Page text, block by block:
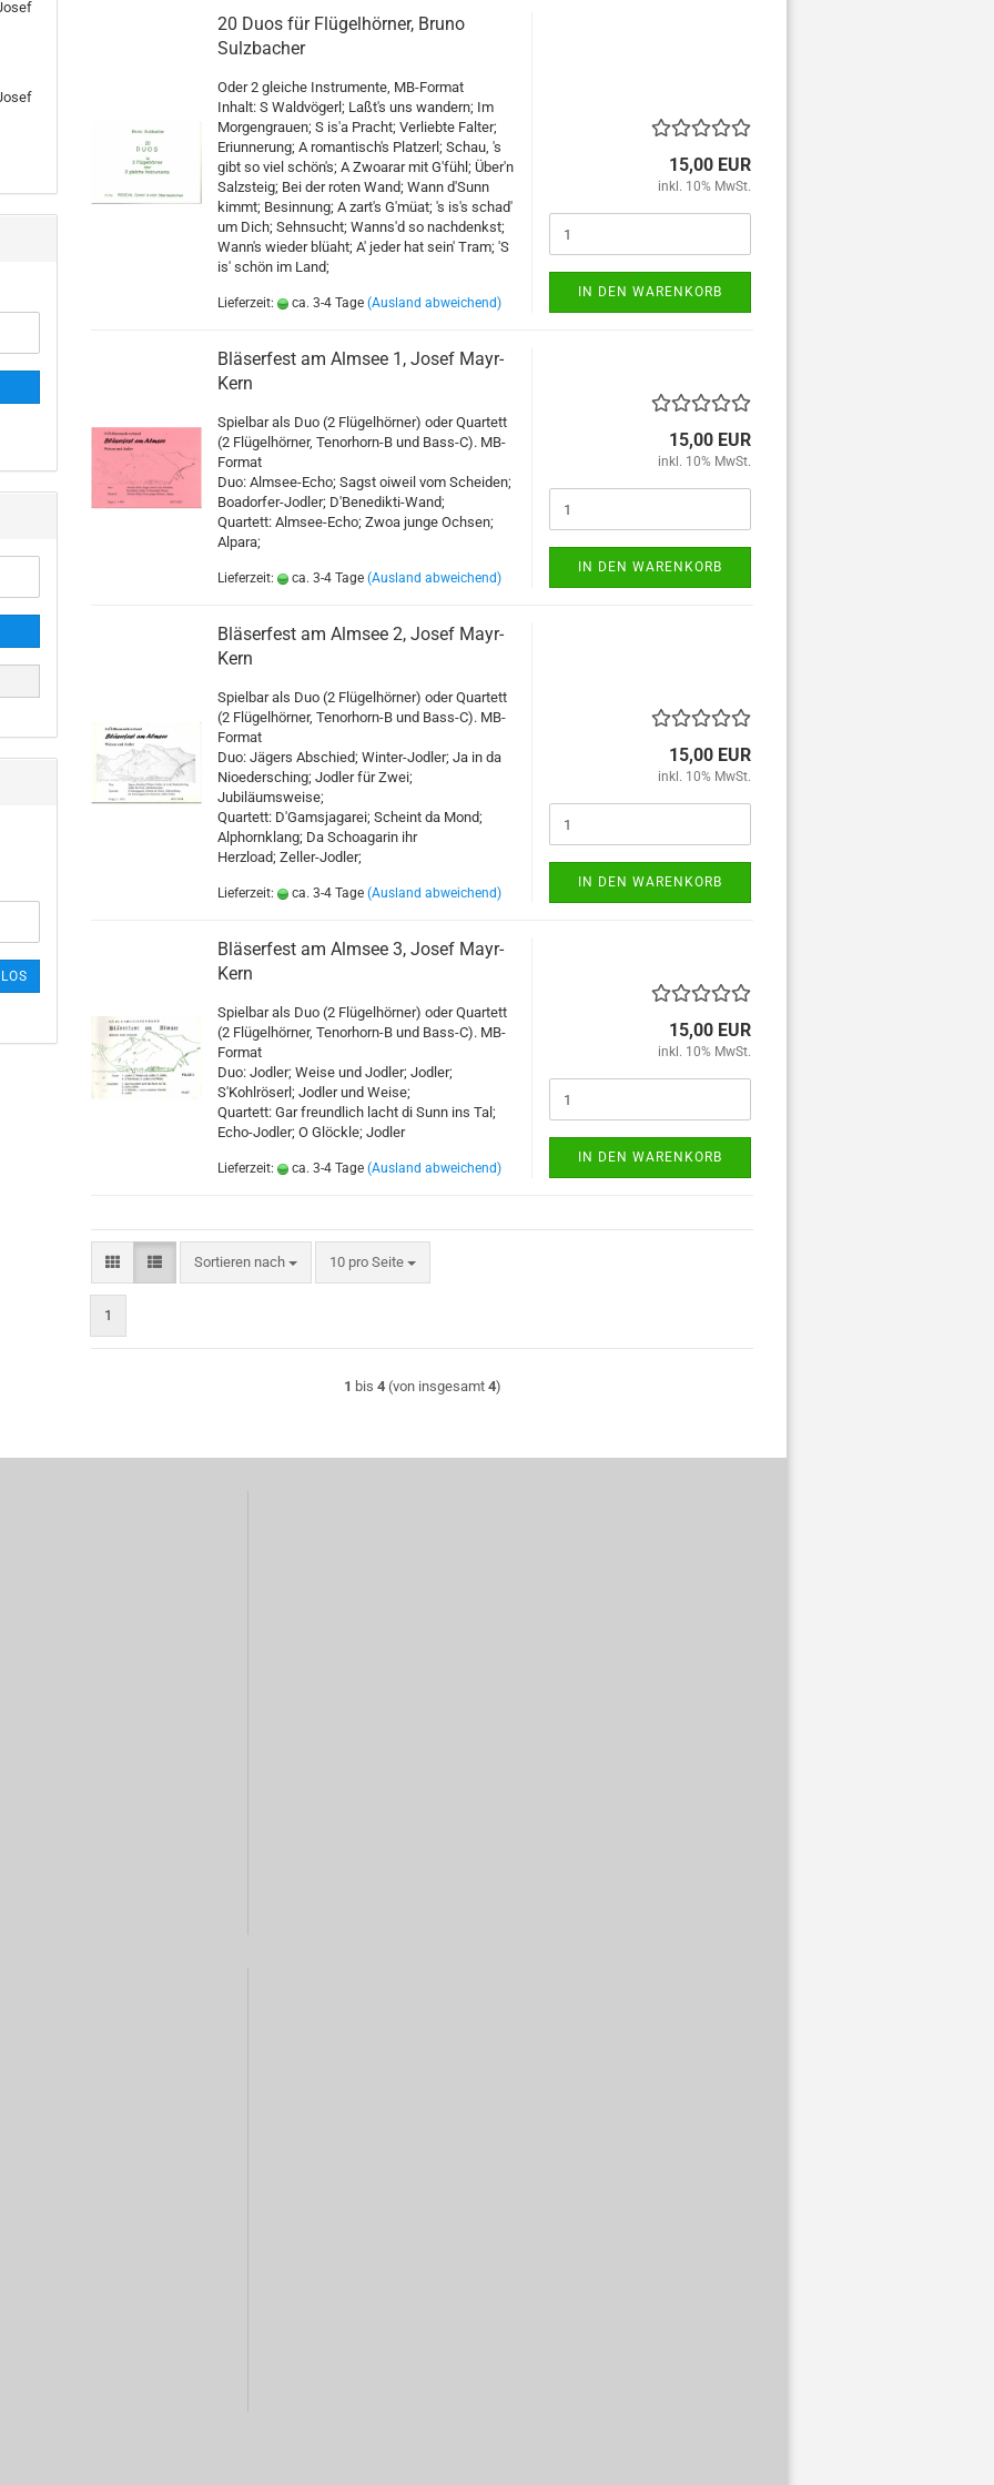
Gemischte Besetzung
Holzbläser Sextett
Klarinetten
Posaunen
Querflöten
Saxophone
Schlaginstrumente
Tenorhörner
Waldhörner
anzeigen
Weihnachtsmusik anzeigen
Bläserensemble
Blasorchester
Streichorchester
20 Duos für Flügelhörner, Bruno
Sulzbacher
Oder 2 gleiche Instrumente, MB-Format
Inhalt: S Waldvögerl; Laßt's uns wandern; Im
Morgengrauen; S is'a Pracht; Verliebte Falter;
Eriunnerung; A romantisch's Platzerl; Schau, 's
gibt so viel schön's; A Zwoarar mit G'fühl; Über'n
Salzsteig; Bei der roten Wand; Wann d'Sunn
kimmt; Besinnung; A zart's G'müat; 's is's schad'
um Dich; Sehnsucht; Wanns'd so nachdenkst;
Wann's wieder blüaht; A' jeder hat sein' Tram; 'S
is' schön im Land;
Lieferzeit: ca. 3-4 Tage (Ausland abweichend)
15,00 EUR
inkl. 10% MwSt.
IN DEN WARENKORB
Bläserfest am Almsee 1, Josef Mayr-
Kern
Spielbar als Duo (2 Flügelhörner) oder Quartett
(2 Flügelhörner, Tenorhorn-B und Bass-C). MB-
Format
Duo: Almsee-Echo; Sagst oiweil vom Scheiden;
Boadorfer-Jodler; D'Benedikti-Wand;
Quartett: Almsee-Echo; Zwoa junge Ochsen;
Alpara;
Lieferzeit: ca. 3-4 Tage (Ausland abweichend)
15,00 EUR
inkl. 10% MwSt.
IN DEN WARENKORB
Bläserfest am Almsee 2, Josef Mayr-
Kern
Spielbar als Duo (2 Flügelhörner) oder Quartett
(2 Flügelhörner, Tenorhorn-B und Bass-C). MB-
Format
Duo: Jägers Abschied; Winter-Jodler; Ja in da
Nioedersching; Jodler für Zwei;
Jubiläumsweise;
Quartett: D'Gamsjagarei; Scheint da Mond;
Alphornklang; Da Schoagarin ihr
Herzload; Zeller-Jodler;
Lieferzeit: ca. 3-4 Tage (Ausland abweichend)
15,00 EUR
inkl. 10% MwSt.
IN DEN WARENKORB
Bläserfest am Almsee 3, Josef Mayr-
Kern
Spielbar als Duo (2 Flügelhörner) oder Quartett
(2 Flügelhörner, Tenorhorn-B und Bass-C). MB-
Format
Duo: Jodler; Weise und Jodler; Jodler;
S'Kohlröserl; Jodler und Weise;
Quartett: Gar freundlich lacht di Sunn ins Tal;
Echo-Jodler; O Glöckle; Jodler
Lieferzeit: ca. 3-4 Tage (Ausland abweichend)
15,00 EUR
inkl. 10% MwSt.
IN DEN WARENKORB
Sortieren nach
Sortieren nach 10 pro Seite
pro Seite
1
1 bis 4(von insgesamt 4)
LOS